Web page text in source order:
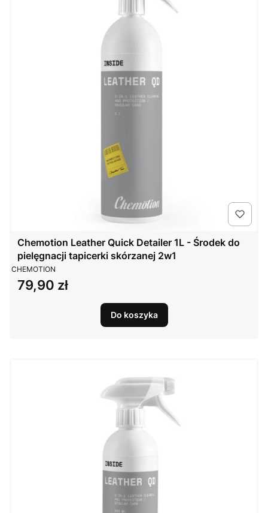
Chemotion Leather Quick Detailer 1L - Środek do
pielęgnacji tapicerki skórzanej 2w1
PRODUCENT
CHEMOTION
Cena
79,90 zł
Do koszyka